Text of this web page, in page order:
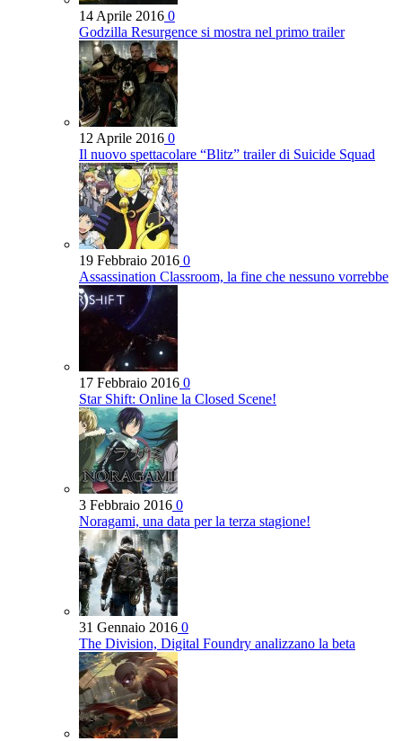
14 Aprile 2016 0
Godzilla Resurgence si mostra nel primo trailer
12 Aprile 2016 0
Il nuovo spettacolare “Blitz” trailer di Suicide Squad
19 Febbraio 2016 0
Assassination Classroom, la fine che nessuno vorrebbe
17 Febbraio 2016 0
Star Shift: Online la Closed Scene!
3 Febbraio 2016 0
Noragami, una data per la terza stagione!
31 Gennaio 2016 0
The Division, Digital Foundry analizzano la beta